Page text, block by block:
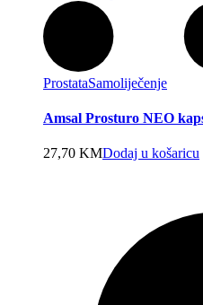
ProstataSamoliječenje
Amsal Prosturo NEO
27,70 KMDodaj u košaricu